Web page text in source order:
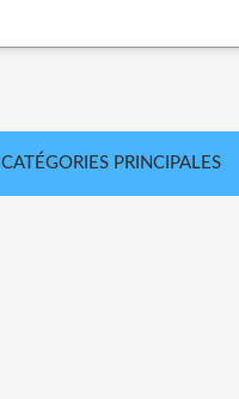
CATÉGORIES PRINCIPALES